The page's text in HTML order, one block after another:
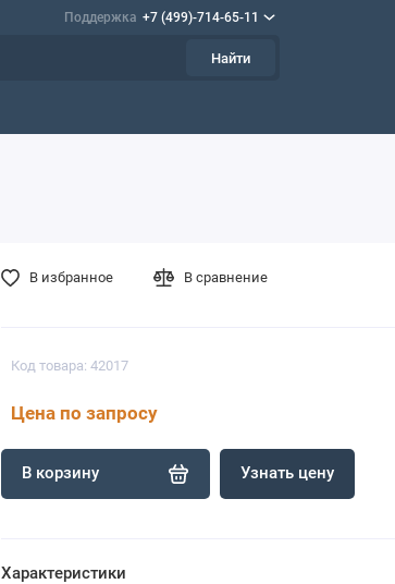
Поддержка +7 (499)-714-65-11
Найти
Код товара: 42017
Цена по запросу
В корзину Узнать цену
В избранное В сравнение
Характеристики